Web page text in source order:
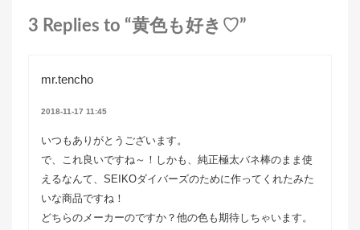
3 Replies to “黄色も好き♡”
mr.tencho
2018-11-17 11:45
いつもありがとうございます。
で、これ良いですね～！しかも、純正極太バネ棒のまま使
えるなんて、SEIKOダイバーズのために作ってくれたみた
いな商品ですね！
どちらのメーカーのですか？他の色も期待しちゃいます。